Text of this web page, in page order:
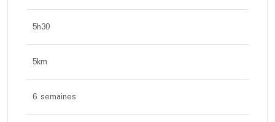
5h30
5km
6 semaines